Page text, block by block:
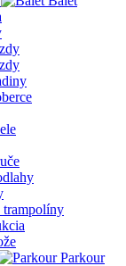
trampolíny
Parkour